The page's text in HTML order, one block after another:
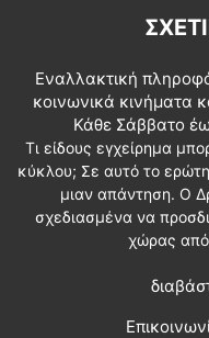
Εναλλακτική
κοινωνικά κινήματα
Κάθε Σάββατο
Τι είδους εγχείρημα
κύκλου; Σε αυτό το
μιαν απάντηση. Ο
σχεδιασμένα να
χώρας από